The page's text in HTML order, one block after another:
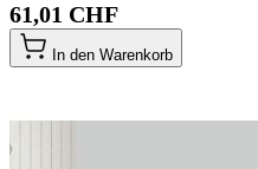
61,01 CHF
In den Warenkorb